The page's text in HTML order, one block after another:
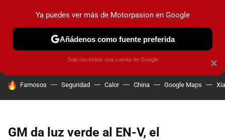
PRUEBAS COCHES ELÉCTRICOS OBSERVATORIO
HOY SE HABLA DE
Famosos Seguridad Calor China Google Maps
GM da luz verde al EN-V, el
×
Ya puedes ver más de Motorpasion en Google
Añádenos como fuente preferida
Solo necesitas una cuenta de Google